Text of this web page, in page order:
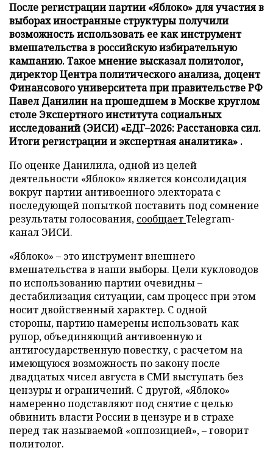
После регистрации партии «Яблоко» для участия в
выборах иностранные структуры получили
возможность использовать ее как инструмент
вмешательства в российскую избирательную
кампанию. Такое мнение высказал политолог,
директор Центра политического анализа, доцент
Финансового университета при правительстве РФ
Павел Данилин на прошедшем в Москве круглом
столе Экспертного института социальных
исследований (ЭИСИ) «ЕДГ–2026: Расстановка сил.
Итоги регистрации и экспертная аналитика» .
По оценке Данилила, одной из целей
деятельности «Яблоко» является консолидация
вокруг партии антивоенного электората с
последующей попыткой поставить под сомнение
результаты голосования, сообщаетTelegram-
канал ЭИСИ.
«Яблоко» – это инструмент внешнего
вмешательства в наши выборы. Цели кукловодов
по использованию партии очевидны –
дестабилизация ситуации, сам процесс при этом
носит двойственный характер. С одной
стороны, партию намерены использовать как
рупор, объединяющий антивоенную и
антигосударственную повестку, с расчетом на
имеющуюся возможность по закону после
двадцатых чисел августа в СМИ выступать без
цензуры и ограничений. С другой, «Яблоко»
намеренно подставляют под снятие с целью
обвинить власти России в цензуре и в страхе
перед так называемой «оппозицией», – говорит
политолог.